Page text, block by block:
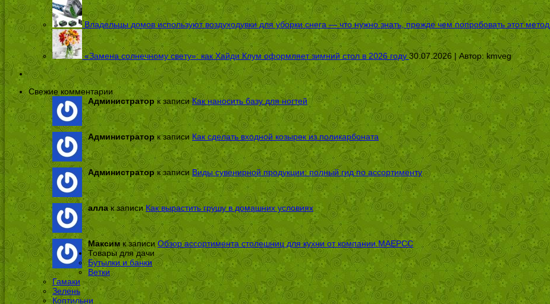
Владельцы домов используют воздуходувки для уборки снега — что нужно знать, прежде чем попробовать этот метод
«Замена солнечному свету»: как Хайди Клум оформляет зимний стол в 2026 году 30.07.2026 | Автор: kmveg
Свежие комментарии
Администратор к записиКак наносить базу для ногтей
Администратор к записи Как сделать входной козырек из поликарбоната
Администраторк записи Виды сувенирной продукции: полный гид по ассортименту
аллак записиКак вырастить грушу в домашних условиях
Максимк записиОбзор ассортимента столешниц для кухни от компании МАЕРСС
Товары для дачи
Бутылки и банки
Ветки
Гамаки
Зелень
Коптильни